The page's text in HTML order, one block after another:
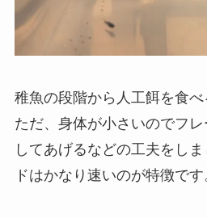
稚魚の段階から人工餌を食べ
ただ、身体が小さいのでフ
してあげるなどの工夫をし
ドはかなり速いのが特徴です